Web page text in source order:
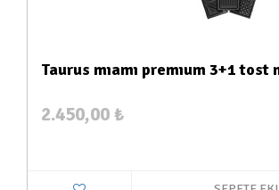
Taurus mıamı premıum 3+1 tost
2.450,00 ₺